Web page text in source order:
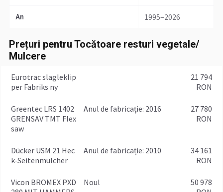
An 1995–2026
Prețuri pentru Tocătoare resturi vegetale/
Mulcere
Eurotrac slagleklip
per Fabriks ny
21 794
RON
Greentec LRS 1402
GRENSAV TMT Flex
saw
anul de fabricație: 2016
27 780
RON
Dücker USM 21 Hec
k-Seitenmulcher
anul de fabricație: 2010
34 161
RON
Vicon BROMEX PXD
Noul
50 978